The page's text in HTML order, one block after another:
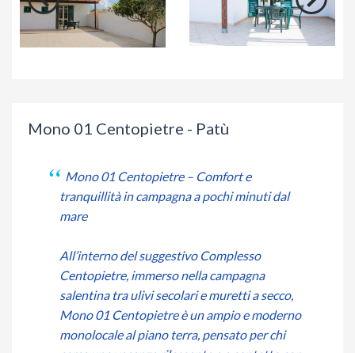
Mono 01 Centopietre - Patù
Mono 01 Centopietre – Comfort e
tranquillità in campagna a pochi minuti dal
mare
All’interno del suggestivo Complesso
Centopietre, immerso nella campagna
salentina tra ulivi secolari e muretti a secco,
Mono 01 Centopietre è un ampio e moderno
monolocale al piano terra, pensato per chi